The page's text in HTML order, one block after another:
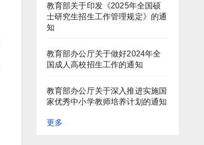
教育部关于印发《2025年全国硕
士研究生招生工作管理规定》的通
知
教育部办公厅关于做好2024年全
国成人高校招生工作的通知
教育部办公厅关于深入推进实施国
家优秀中小学教师培养计划的通知
更多